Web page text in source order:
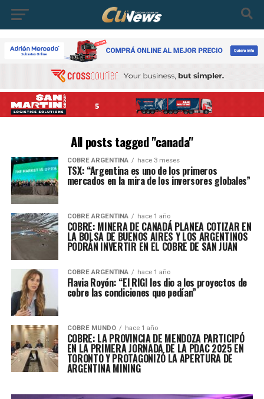
All posts tagged "canada"
COBRE ARGENTINA hace 3 meses
TSX: “Argentina es uno de los primeros
mercados en la mira de los inversores globales”
COBRE ARGENTINA hace 1 año
COBRE: MINERA DE CANADÁ PLANEA COTIZAR EN
LA BOLSA DE BUENOS AIRES Y LOS ARGENTINOS
PODRÁN INVERTIR EN EL COBRE DE SAN JUAN
COBRE ARGENTINA hace 1 año
Flavia Royón: “El RIGI les dio a los proyectos de
cobre las condiciones que pedían”
COBRE MUNDO hace 1 año
COBRE: LA PROVINCIA DE MENDOZA PARTICIPÓ
EN LA PRIMERA JORNADA DE LA PDAC 2025 EN
TORONTO Y PROTAGONIZÓ LA APERTURA DE
ARGENTINA MINING